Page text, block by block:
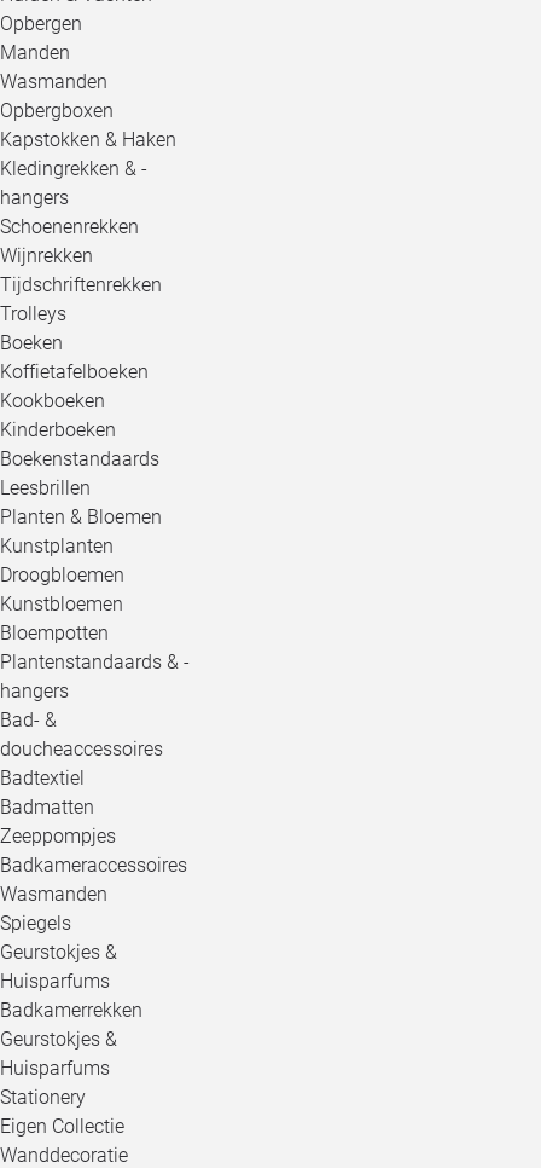
Opbergen
Manden
Wasmanden
Opbergboxen
Kapstokken & Haken
Kledingrekken & -
hangers
Schoenenrekken
Wijnrekken
Tijdschriftenrekken
Trolleys
Boeken
Koffietafelboeken
Kookboeken
Kinderboeken
Boekenstandaards
Leesbrillen
Planten & Bloemen
Kunstplanten
Droogbloemen
Kunstbloemen
Bloempotten
Plantenstandaards & -
hangers
Bad- &
doucheaccessoires
Badtextiel
Badmatten
Zeeppompjes
Badkameraccessoires
Wasmanden
Spiegels
Geurstokjes &
Huisparfums
Badkamerrekken
Geurstokjes &
Huisparfums
Stationery
Eigen Collectie
Wanddecoratie